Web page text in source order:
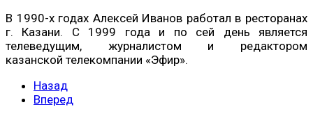
В 1990-х годах Алексей Иванов работал в ресторанах
г. Казани. С 1999 года и по сей день является
телеведущим, журналистом и редактором
казанской телекомпании «Эфир».
Назад
Вперед